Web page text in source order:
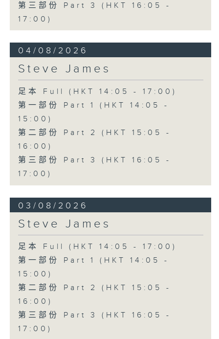
第三部份 Part 3 (HKT 16:05 -
17:00)
04/08/2026
Steve James
足本 Full (HKT 14:05 - 17:00)
第一部份 Part 1 (HKT 14:05 -
15:00)
第二部份 Part 2 (HKT 15:05 -
16:00)
第三部份 Part 3 (HKT 16:05 -
17:00)
03/08/2026
Steve James
足本 Full (HKT 14:05 - 17:00)
第一部份 Part 1 (HKT 14:05 -
15:00)
第二部份 Part 2 (HKT 15:05 -
16:00)
第三部份 Part 3 (HKT 16:05 -
17:00)